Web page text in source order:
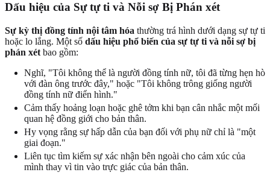
Dấu hiệu của Sự tự ti và Nỗi sợ Bị Phán xét
Sự kỳ thị đồng tính nội tâm hóa thường trá hình dưới dạng sự tự ti
hoặc lo lắng. Một số dấu hiệu phổ biến của sự tự ti và nỗi sợ bị
phán xét bao gồm:
Nghĩ, "Tôi không thể là người đồng tính nữ, tôi đã từng hẹn hò
với đàn ông trước đây," hoặc "Tôi không trông giống người
đồng tính nữ điển hình."
Cảm thấy hoảng loạn hoặc ghê tởm khi bạn cân nhắc một mối
quan hệ đồng giới cho bản thân.
Hy vọng rằng sự hấp dẫn của bạn đối với phụ nữ chỉ là "một
giai đoạn."
Liên tục tìm kiếm sự xác nhận bên ngoài cho cảm xúc của
mình thay vì tin vào trực giác của bản thân.